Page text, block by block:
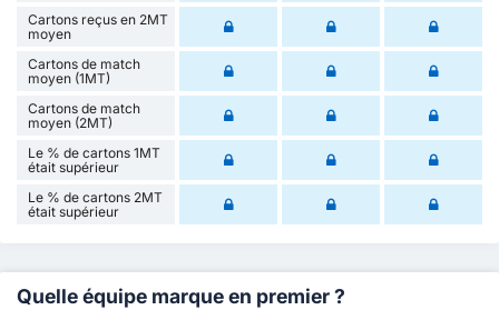
Cartons reçus en 2MT
moyen
Cartons de match
moyen (1MT)
Cartons de match
moyen (2MT)
Le % de cartons 1MT
était supérieur
Le % de cartons 2MT
était supérieur
Quelle équipe marque en premier ?